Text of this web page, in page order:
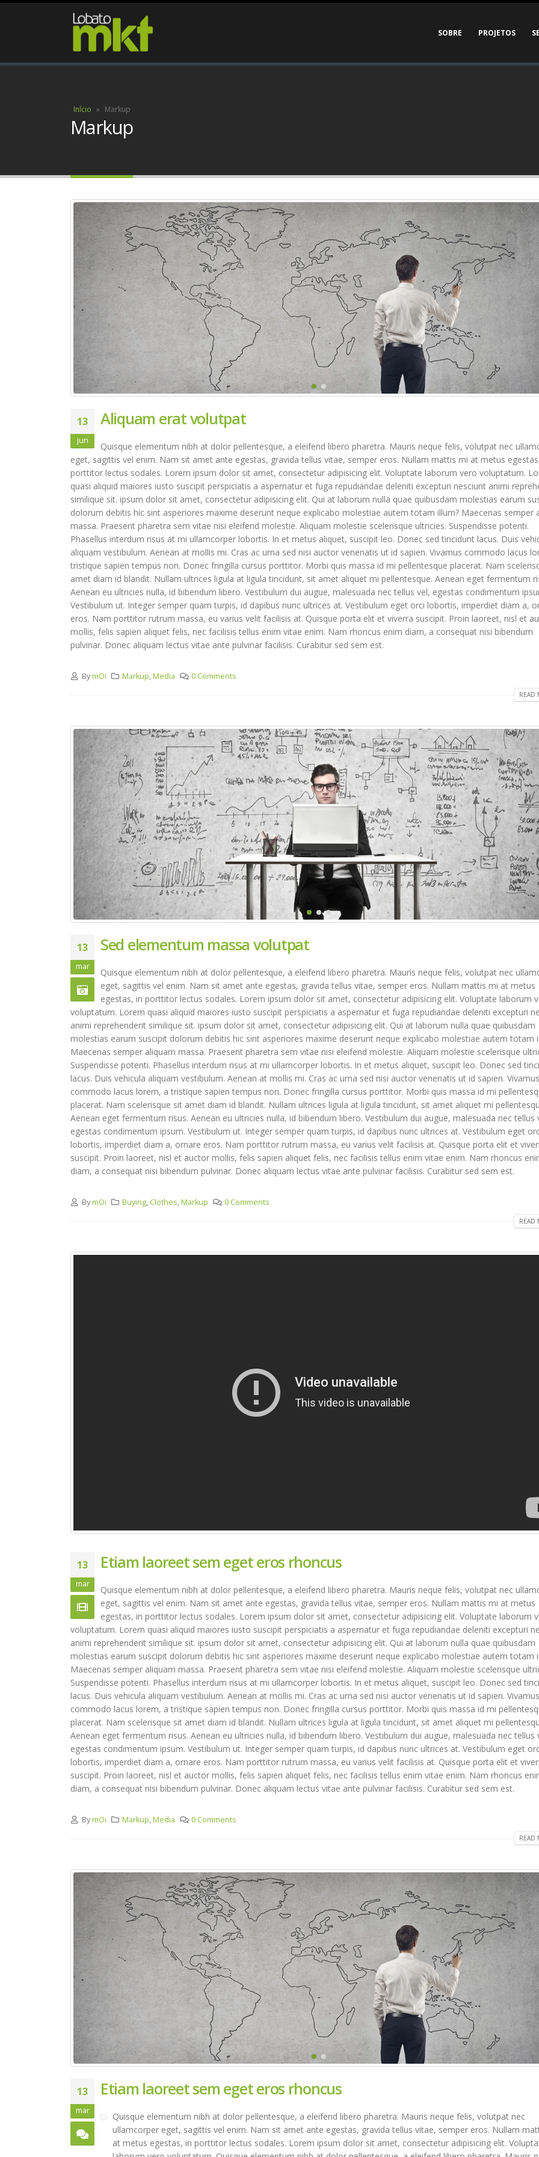
SOBRE PROJETOS
Início » Markup
Markup
13
jun
Aliquam erat volutpat
Quisque elementum nibh at dolor pellentesque, a eleifend libero pharetra. Mauris neque felis, volutpat nec
eget, sagittis vel enim. Nam sit amet ante egestas, gravida tellus vitae, semper eros. Nullam mattis mi at metus
porttitor lectus sodales. Lorem ipsum dolor sit amet, consectetur adipisicing elit. Voluptate laborum vero voluptatum.
quasi aliquid maiores iusto suscipit perspiciatis a aspernatur et fuga repudiandae deleniti excepturi nesciunt animi
similique sit. ipsum dolor sit amet, consectetur adipisicing elit. Qui at laborum nulla quae quibusdam molestias earum
dolorum debitis hic sint asperiores maxime deserunt neque explicabo molestiae autem totam illum? Maecenas semper
massa. Praesent pharetra sem vitae nisi eleifend molestie. Aliquam molestie scelerisque ultricies. Suspendisse potenti.
Phasellus interdum risus at mi ullamcorper lobortis. In et metus aliquet, suscipit leo. Donec sed tincidunt lacus. Duis
aliquam vestibulum. Aenean at mollis mi. Cras ac urna sed nisi auctor venenatis ut id sapien. Vivamus commodo lacus
tristique sapien tempus non. Donec fringilla cursus porttitor. Morbi quis massa id mi pellentesque placerat. Nam
amet diam id blandit. Nullam ultrices ligula at ligula tincidunt, sit amet aliquet mi pellentesque. Aenean eget fermentum
Aenean eu ultricies nulla, id bibendum libero. Vestibulum dui augue, malesuada nec tellus vel, egestas condimentum
Vestibulum ut. Integer semper quam turpis, id dapibus nunc ultrices at. Vestibulum eget orci lobortis, imperdiet diam a,
eros. Nam porttitor rutrum massa, eu varius velit facilisis at. Quisque porta elit et viverra suscipit. Proin laoreet, nisl et
mollis, felis sapien aliquet felis, nec facilisis tellus enim vitae enim. Nam rhoncus enim diam, a consequat nisi bibendum
pulvinar. Donec aliquam lectus vitae ante pulvinar facilisis. Curabitur sed sem est.
BymOi Markup,Media 0 Comments
READ
13
mar
Sed elementum massa volutpat
Quisque elementum nibh at dolor pellentesque, a eleifend libero pharetra. Mauris neque felis, volutpat nec
eget, sagittis vel enim. Nam sit amet ante egestas, gravida tellus vitae, semper eros. Nullam mattis mi at metus
egestas, in porttitor lectus sodales. Lorem ipsum dolor sit amet, consectetur adipisicing elit. Voluptate laborum
voluptatum. Lorem quasi aliquid maiores iusto suscipit perspiciatis a aspernatur et fuga repudiandae deleniti excepturi
animi reprehenderit similique sit. ipsum dolor sit amet, consectetur adipisicing elit. Qui at laborum nulla quae quibusdam
molestias earum suscipit dolorum debitis hic sint asperiores maxime deserunt neque explicabo molestiae autem totam
Maecenas semper aliquam massa. Praesent pharetra sem vitae nisi eleifend molestie. Aliquam molestie scelerisque
Suspendisse potenti. Phasellus interdum risus at mi ullamcorper lobortis. In et metus aliquet, suscipit leo. Donec sed
lacus. Duis vehicula aliquam vestibulum. Aenean at mollis mi. Cras ac urna sed nisi auctor venenatis ut id sapien. Vivamus
commodo lacus lorem, a tristique sapien tempus non. Donec fringilla cursus porttitor. Morbi quis massa id mi
placerat. Nam scelerisque sit amet diam id blandit. Nullam ultrices ligula at ligula tincidunt, sit amet aliquet mi
Aenean eget fermentum risus. Aenean eu ultricies nulla, id bibendum libero. Vestibulum dui augue, malesuada nec tellus
egestas condimentum ipsum. Vestibulum ut. Integer semper quam turpis, id dapibus nunc ultrices at. Vestibulum eget
lobortis, imperdiet diam a, ornare eros. Nam porttitor rutrum massa, eu varius velit facilisis at. Quisque porta elit et
suscipit. Proin laoreet, nisl et auctor mollis, felis sapien aliquet felis, nec facilisis tellus enim vitae enim. Nam rhoncus
diam, a consequat nisi bibendum pulvinar. Donec aliquam lectus vitae ante pulvinar facilisis. Curabitur sed sem est.
BymOi Buying, Clothes,Markup 0 Comments
READ
13
mar
Etiam laoreet sem eget eros rhoncus
Quisque elementum nibh at dolor pellentesque, a eleifend libero pharetra. Mauris neque felis, volutpat nec
eget, sagittis vel enim. Nam sit amet ante egestas, gravida tellus vitae, semper eros. Nullam mattis mi at metus
egestas, in porttitor lectus sodales. Lorem ipsum dolor sit amet, consectetur adipisicing elit. Voluptate laborum
voluptatum. Lorem quasi aliquid maiores iusto suscipit perspiciatis a aspernatur et fuga repudiandae deleniti excepturi
animi reprehenderit similique sit. ipsum dolor sit amet, consectetur adipisicing elit. Qui at laborum nulla quae quibusdam
molestias earum suscipit dolorum debitis hic sint asperiores maxime deserunt neque explicabo molestiae autem totam
Maecenas semper aliquam massa. Praesent pharetra sem vitae nisi eleifend molestie. Aliquam molestie scelerisque
Suspendisse potenti. Phasellus interdum risus at mi ullamcorper lobortis. In et metus aliquet, suscipit leo. Donec sed
lacus. Duis vehicula aliquam vestibulum. Aenean at mollis mi. Cras ac urna sed nisi auctor venenatis ut id sapien. Vivamus
commodo lacus lorem, a tristique sapien tempus non. Donec fringilla cursus porttitor. Morbi quis massa id mi
placerat. Nam scelerisque sit amet diam id blandit. Nullam ultrices ligula at ligula tincidunt, sit amet aliquet mi
Aenean eget fermentum risus. Aenean eu ultricies nulla, id bibendum libero. Vestibulum dui augue, malesuada nec tellus
egestas condimentum ipsum. Vestibulum ut. Integer semper quam turpis, id dapibus nunc ultrices at. Vestibulum eget
lobortis, imperdiet diam a, ornare eros. Nam porttitor rutrum massa, eu varius velit facilisis at. Quisque porta elit et
suscipit. Proin laoreet, nisl et auctor mollis, felis sapien aliquet felis, nec facilisis tellus enim vitae enim. Nam rhoncus
diam, a consequat nisi bibendum pulvinar. Donec aliquam lectus vitae ante pulvinar facilisis. Curabitur sed sem est.
BymOi Markup,Media 0 Comments
READ
13
mar
Etiam laoreet sem eget eros rhoncus
Quisque elementum nibh at dolor pellentesque, a eleifend libero pharetra. Mauris neque felis, volutpat nec
ullamcorper eget, sagittis vel enim. Nam sit amet ante egestas, gravida tellus vitae, semper eros. Nullam
at metus egestas, in porttitor lectus sodales. Lorem ipsum dolor sit amet, consectetur adipisicing elit.
7 de setembro de 2016
Etiam laoreet sem eget eros
rhoncus
Aliquam erat volutpat
13 de junho de 2016
Etiam laoreet sem eget eros
rhoncus
13 de maio de 2016
Etiam laoreet sem eget eros
rhoncus
13 de março de 2016
Sed elementum massa
Olá, mundo!
7 de setembro de 2016
Etiam laoreet sem
rhoncus
13 de junho de 2016
Aliquam erat volutpat
13 de junho de 2016